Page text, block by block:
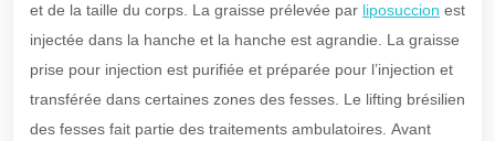
et de la taille du corps. La graisse prélevée par liposuccion est
injectée dans la hanche et la hanche est agrandie. La graisse
prise pour injection est purifiée et préparée pour l’injection et
transférée dans certaines zones des fesses. Le lifting brésilien
des fesses fait partie des traitements ambulatoires. Avant